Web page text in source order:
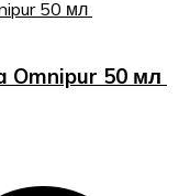
Omnipur 50 мл